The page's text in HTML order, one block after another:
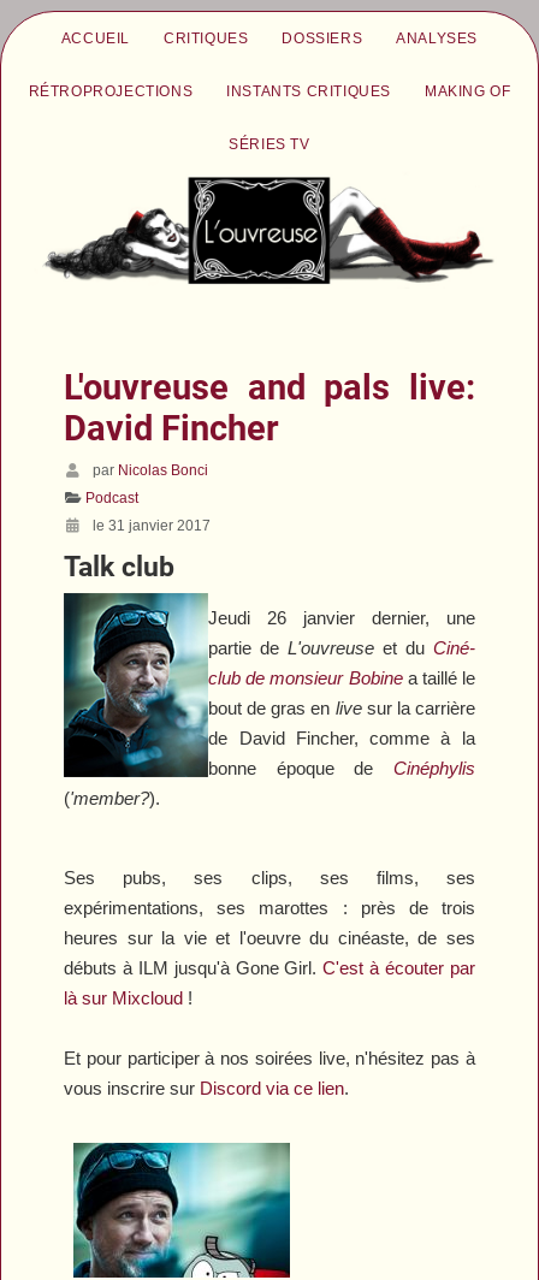
ACCUEIL CRITIQUES DOSSIERS ANALYSES
RÉTROPROJECTIONS INSTANTS CRITIQUES MAKING OF
SÉRIES TV
L'ouvreuse and pals live:
David Fincher
par Nicolas Bonci
Podcast
le 31 janvier 2017
Talk club
Jeudi 26 janvier dernier, une
partie deL'ouvreuse et du Ciné-
club de monsieur Bobinea taillé le
bout de gras en livesur la carrière
de David Fincher, comme à la
bonne époque de Cinéphylis
('member?).
Ses pubs, ses clips, ses films, ses
expérimentations, ses marottes : près de trois
heures sur la vie et l'oeuvre du cinéaste, de ses
débuts à ILM jusqu'à Gone Girl.C'est à écouter par
là sur Mixcloud !
Et pour participer à nos soirées live, n'hésitez pas à
vous inscrire sur Discord via ce lien.